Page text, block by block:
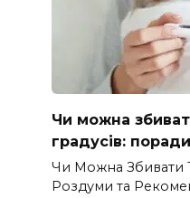
Чи можна
градусів:
Чи Можна Збивати
Роздуми та